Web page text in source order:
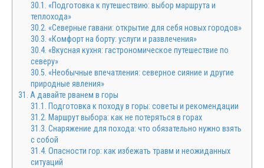
30.1. «Подготовка к путешествию: выбор маршрута и
теплохода»
30.2. «Северные гавани: открытие для себя новых городов»
30.3. «Комфорт на борту: услуги и развлечения»
30.4. «Вкусная кухня: гастрономическое путешествие по
северу»
30.5. «Необычные впечатления: северное сияние и другие
природные явления»
31. А давайте рванем в горы
31.1. Подготовка к походу в горы: советы и рекомендации
31.2. Маршрут выбора: как не потеряться в горах
31.3. Снаряжение для похода: что обязательно нужно взять
с собой
31.4. Опасности гор: как избежать травм и неожиданных
ситуаций